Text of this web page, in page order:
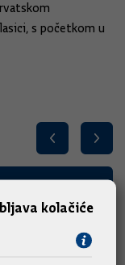
s početkom u
kolačiće